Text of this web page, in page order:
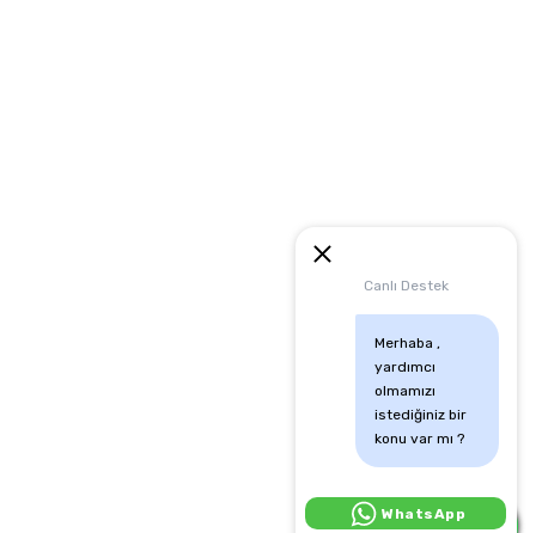
Canlı Destek
Merhaba ,
yardımcı
olmamızı
istediğiniz bir
konu var mı ?
Canlı Destek İçin Tıkla:
WhatsApp